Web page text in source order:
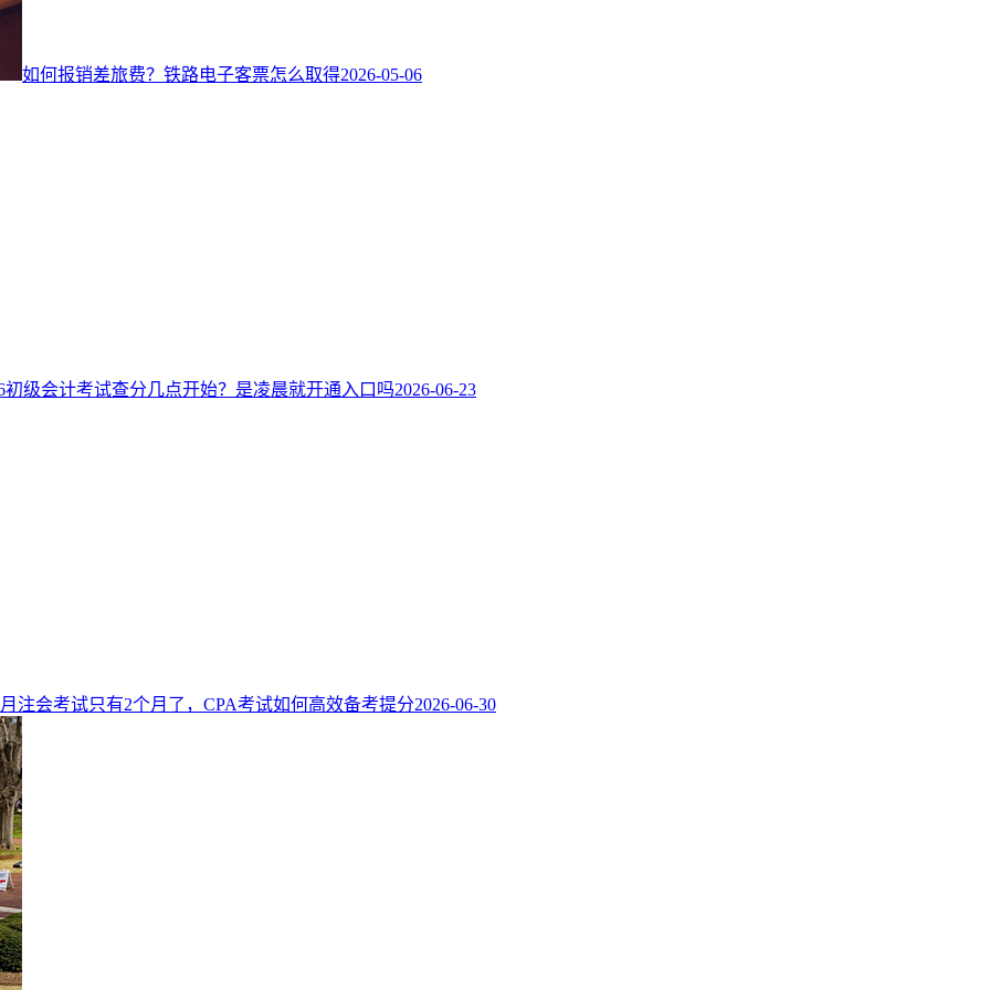
如何报销差旅费？铁路电子客票怎么取得2026-05-06
初级会计考试查分几点开始？是凌晨就开通入口吗2026-06-23
注会考试只有2个月了，CPA考试如何高效备考提分2026-06-30